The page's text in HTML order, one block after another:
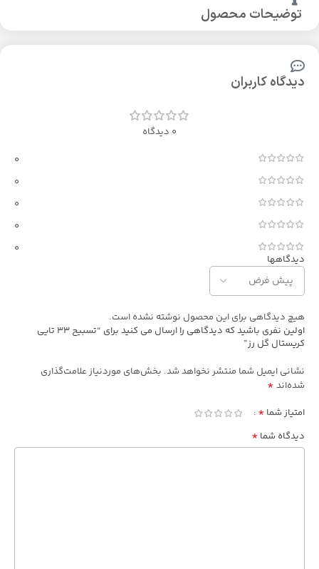
توضیحات محصول
دیدگاه کاربران
0 دیدگاه
0
0
0
0
0
دیدگاهها
هیچ دیدگاهی برای این محصول نوشته نشده است.
اولین نفری باشید که دیدگاهی را ارسال می کنید برای “تسبیح 33 تایی
کریستال گل رز”
نشانی ایمیل شما منتشر نخواهد شد. بخش‌های موردنیاز علامت‌گذاری
شده‌اند *
امتیاز شما *
دیدگاه شما *